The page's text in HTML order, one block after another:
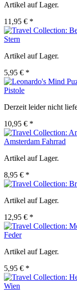
Artikel auf Lager.
11,95 € *
Stern
Artikel auf Lager.
5,95 € *
Pistole
Derzeit leider nicht
10,95 € *
Amsterdam Fahrrad
Artikel auf Lager.
8,95 € *
Artikel auf Lager.
12,95 € *
Feder
Artikel auf Lager.
5,95 € *
Wien